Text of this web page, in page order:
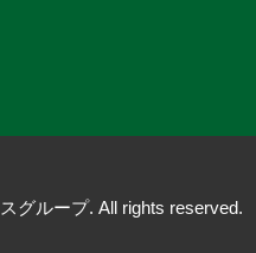
グループ. All rights reserved.